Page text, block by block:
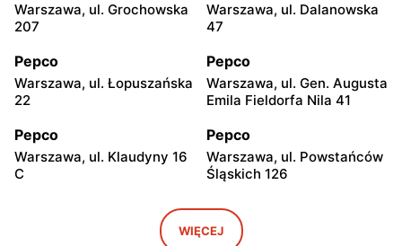
Warszawa, ul. Grochowska
207
Warszawa, ul. Dalanowska
47
Pepco
Warszawa, ul. Łopuszańska
22
Pepco
Warszawa, ul. Gen. Augusta
Emila Fieldorfa Nila 41
Pepco
Warszawa, ul. Klaudyny 16
C
Pepco
Warszawa, ul. Powstańców
Śląskich 126
Warszawa, ul. Wrocławska
Pepco
Warszawa, ul. Świetlików 8
WIĘCEJ